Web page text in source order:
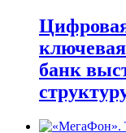
банк